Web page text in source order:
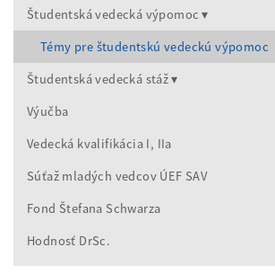
Študentská vedecká výpomoc
Témy pre študentskú vedeckú výpomoc
Študentská vedecká stáž
Výučba
Vedecká kvalifikácia I, IIa
Súťaž mladých vedcov ÚEF SAV
Fond Štefana Schwarza
Hodnosť DrSc.